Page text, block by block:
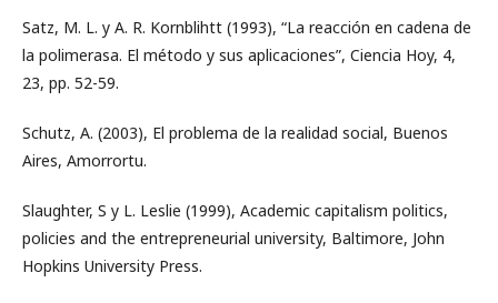
Satz, M. L. y A. R. Kornblihtt (1993), “La reacción en cadena de
la polimerasa. El método y sus aplicaciones”, Ciencia Hoy, 4,
23, pp. 52-59.
Schutz, A. (2003), El problema de la realidad social, Buenos
Aires, Amorrortu.
Slaughter, S y L. Leslie (1999), Academic capitalism politics,
policies and the entrepreneurial university, Baltimore, John
Hopkins University Press.